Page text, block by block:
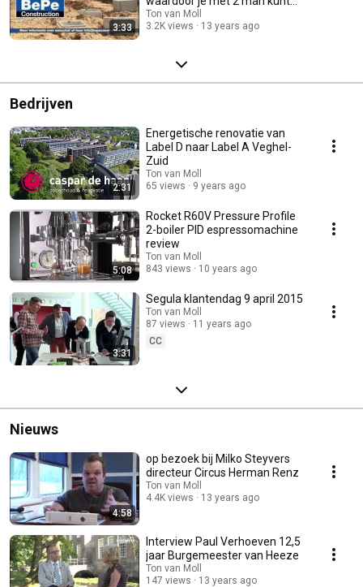
3:33
werken
Ton van Moll
3.2K views
13 years ago
Bedrijven
2:31
Energetische renovatie van
Label D naar Label A Veghel-
Zuid
Ton van Moll
65 views
9 years ago
5:08
Rocket R60V Pressure Profile
2-boiler PID espressomachine
review
Ton van Moll
843 views
10 years ago
3:31
Segula klantendag 9 april 2015
Ton van Moll
87 views
11 years ago
CC
Nieuws
4:58
op bezoek bij Milko Steyvers
directeur Circus Herman Renz
Ton van Moll
4.4K views
13 years ago
Interview Paul Verhoeven 12,5
jaar Burgemeester van Heeze
Ton van Moll
147 views
13 years ago